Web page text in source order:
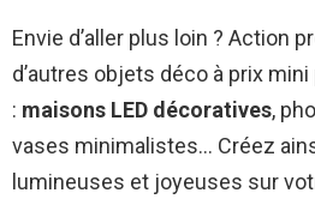
Envie d’aller plus loin ? Action
d’autres objets déco à prix
: maisons LED décoratives,
vases minimalistes… Créez
lumineuses et joyeuses sur